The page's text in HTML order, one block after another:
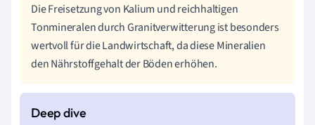
Die Freisetzung von Kalium und reichhaltigen
Tonmineralen durch Granitverwitterung ist besonders
wertvoll für die Landwirtschaft, da diese Mineralien
den Nährstoffgehalt der Böden erhöhen.